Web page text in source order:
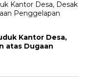
Kantor Desa,
atas Dugaan